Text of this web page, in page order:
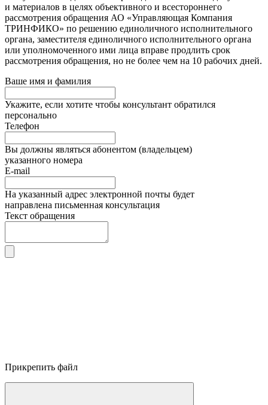
и материалов в целях объективного и всестороннего
рассмотрения обращения АО «Управляющая Компания
ТРИНФИКО» по решению единоличного исполнительного
органа, заместителя единоличного исполнительного органа
или уполномоченного ими лица вправе продлить срок
рассмотрения обращения, но не более чем на 10 рабочих дней.
Ваше имя и фамилия
Укажите, если хотите чтобы консультант обратился
персонально
Телефон
Вы должны являться абонентом (владельцем)
указанного номера
E-mail
На указанный адрес электронной почты будет
направлена письменная консультация
Текст обращения
Прикрепить файл